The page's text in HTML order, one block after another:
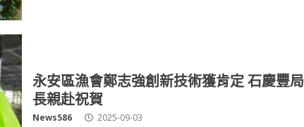
永安區漁會鄭志強創新技術獲肯定 石慶豐局
長親赴祝賀
News586 2025-09-03